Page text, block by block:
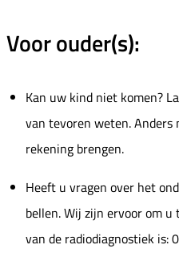
Voor ouder(s):
Kan uw kind niet komen?
van tevoren weten. Anders
rekening brengen.
Heeft u vragen over het
bellen. Wij zijn ervoor om
van de radiodiagnostiek is: